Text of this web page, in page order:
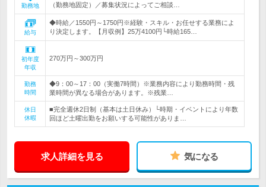
勤務地
（勤務地固定）／募集状況によってご相談…
給与
◆時給／1550円～1750円※経験・スキル・お任せする業務によ
り決定します。【月収例】25万4100円└時給165…
初年度
年収
270万円～300万円
勤務
時間
◆9：00～17：00（実働7時間）※業務内容により勤務時間・残
業時間が異なる場合があります。※残業…
休日
休暇
■完全週休2日制（基本は土日休み）└時期・イベントにより年数
回ほど土曜出勤をお願いする可能性がありま…
求人詳細を見る 気になる